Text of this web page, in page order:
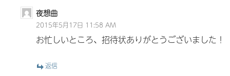
夜想曲
2015年5月17日 11:58 AM
お忙しいところ、招待状ありがとうございました！
返信